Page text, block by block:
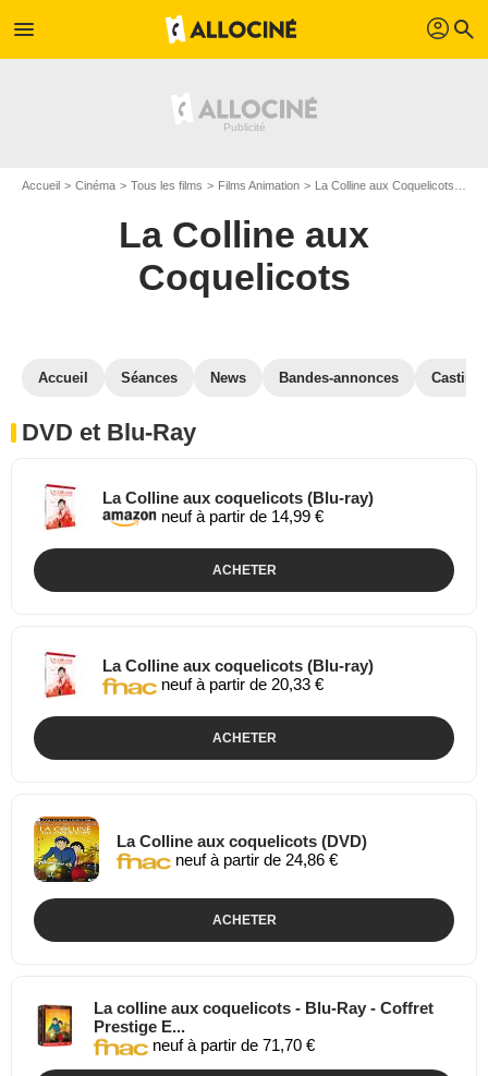
menu profil search
Accueil Cinéma Tous les films Films Animation La Colline aux Coquelicots
La Colline aux
Coquelicots
Accueil Séances News Bandes-annonces Casting
DVD et Blu-Ray
La Colline aux coquelicots (Blu-ray)
neuf à partir de 14,99 €
ACHETER
La Colline aux coquelicots (Blu-ray)
neuf à partir de 20,33 €
ACHETER
La Colline aux coquelicots (DVD)
neuf à partir de 24,86 €
ACHETER
La colline aux coquelicots - Blu-Ray - Coffret
Prestige E...
neuf à partir de 71,70 €